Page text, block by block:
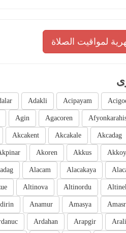
لمواقيت الصلاة
Acipayam
Adakli
Agacoren
Agin
Akcadag
Akcakale
Akcakent
Akkoy
Akkus
Akoren
Alacakaya
Alacam
Altinordu
Altinova
Amasya
Anamur
Arapgir
Ardahan